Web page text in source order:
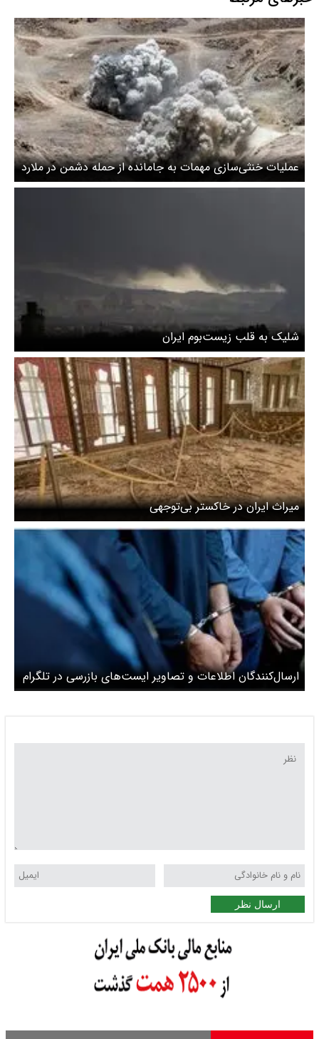
عملیات خنثی‌سازی مهمات به‌ جامانده از حمله دشمن در ملارد
شلیک به قلب زیست‌بوم ایران
میراث ایران در خاکستر بی‌توجهی
ارسال‌کنندگان اطلاعات و تصاویر ایست‌های بازرسی در تلگرام
دستگیر شدند
ارسال نظر